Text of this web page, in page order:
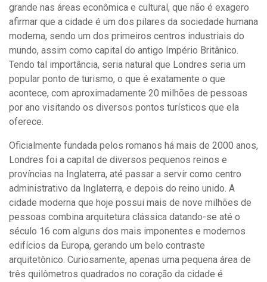
grande nas áreas econômica e cultural, que não é exagero
afirmar que a cidade é um dos pilares da sociedade humana
moderna, sendo um dos primeiros centros industriais do
mundo, assim como capital do antigo Império Britânico.
Tendo tal importância, seria natural que Londres seria um
popular ponto de turismo, o que é exatamente o que
acontece, com aproximadamente 20 milhões de pessoas
por ano visitando os diversos pontos turísticos que ela
oferece.
Oficialmente fundada pelos romanos há mais de 2000 anos,
Londres foi a capital de diversos pequenos reinos e
províncias na Inglaterra, até passar a servir como centro
administrativo da Inglaterra, e depois do reino unido. A
cidade moderna que hoje possui mais de nove milhões de
pessoas combina arquitetura clássica datando-se até o
século 16 com alguns dos mais imponentes e modernos
edifícios da Europa, gerando um belo contraste
arquitetônico. Curiosamente, apenas uma pequena área de
três quilômetros quadrados no coração da cidade é